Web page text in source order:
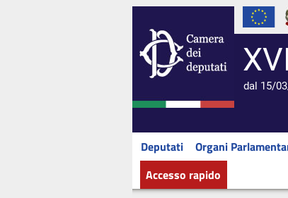
dal 15/
Deputati Organi
Accesso rapido